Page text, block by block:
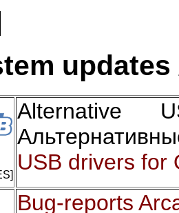
USB drivers for
Bug-reports